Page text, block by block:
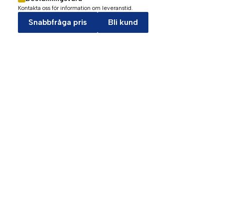
Kontakta oss för information om leveranstid.
Snabbfråga pris Bli kund